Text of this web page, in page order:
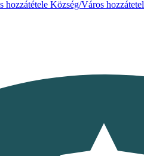
hozzátétele Község/Város